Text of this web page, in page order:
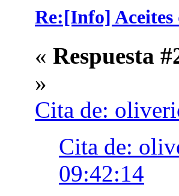
Re:[Info]
« Respuesta
»
Cita de:
Cita de:
09:42:14